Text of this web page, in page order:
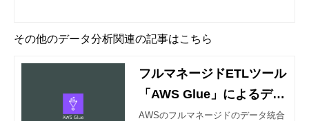
その他のデータ分析関連の記事はこちら
フルマネージドETLツール
「AWS Glue」によるデー
タ統合と機械学習の導入
AWSのフルマネージドのデータ統合